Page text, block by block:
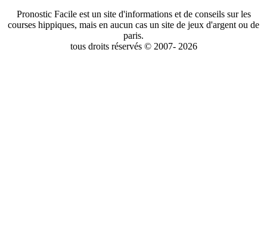
Pronostic Facile est un site d'informations et de conseils sur les
courses hippiques, mais en aucun cas un site de jeux d'argent ou de
paris.
tous droits réservés © 2007- 2026